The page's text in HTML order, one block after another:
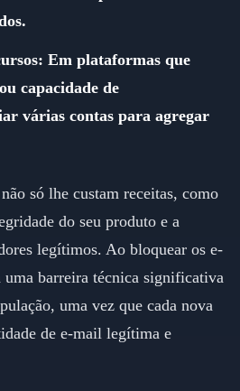
Em plataformas que
capacidade de
várias contas para agregar
só lhe custam receitas, como
do seu produto e a
legítimos. Ao bloquear os e-
barreira técnica significativa
uma vez que cada nova
de e-mail legítima e